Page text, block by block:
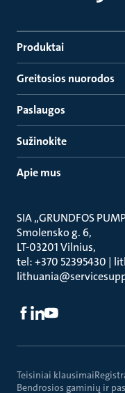
Produktai
Greitosios nuorodos
Paslaugos
Sužinokite
Apie mus
SIA „GRUNDFOS
Smolensko g. 6
LT-03201 Vilnius
tel: +370 52395430 |
Teisiniai klausimai
Bendrosios gaminių ir